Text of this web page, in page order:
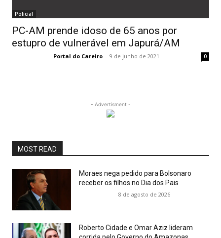
Policial
PC-AM prende idoso de 65 anos por
estupro de vulnerável em Japurá/AM
Portal do Careiro - 9 de junho de 2021 0
- Advertisment -
MOST READ
Moraes nega pedido para Bolsonaro
receber os filhos no Dia dos Pais
8 de agosto de 2026
Roberto Cidade e Omar Aziz lideram